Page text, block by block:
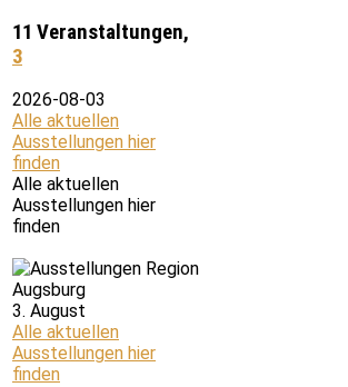
11 Veranstaltungen,
3
2026-08-03
Alle aktuellen
Ausstellungen hier
finden
Alle aktuellen
Ausstellungen hier
finden
3. August
Alle aktuellen
Ausstellungen hier
finden